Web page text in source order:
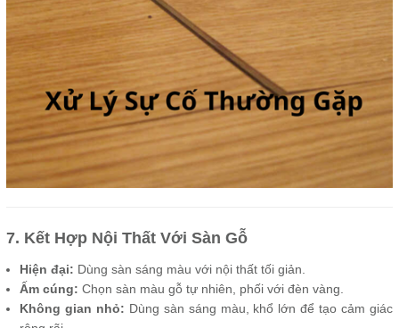
7. Kết Hợp Nội Thất Với Sàn Gỗ
Hiện đại: Dùng sàn sáng màu với nội thất tối giản.
Ấm cúng: Chọn sàn màu gỗ tự nhiên, phối với đèn vàng.
Không gian nhỏ: Dùng sàn sáng màu, khổ lớn để tạo cảm giác